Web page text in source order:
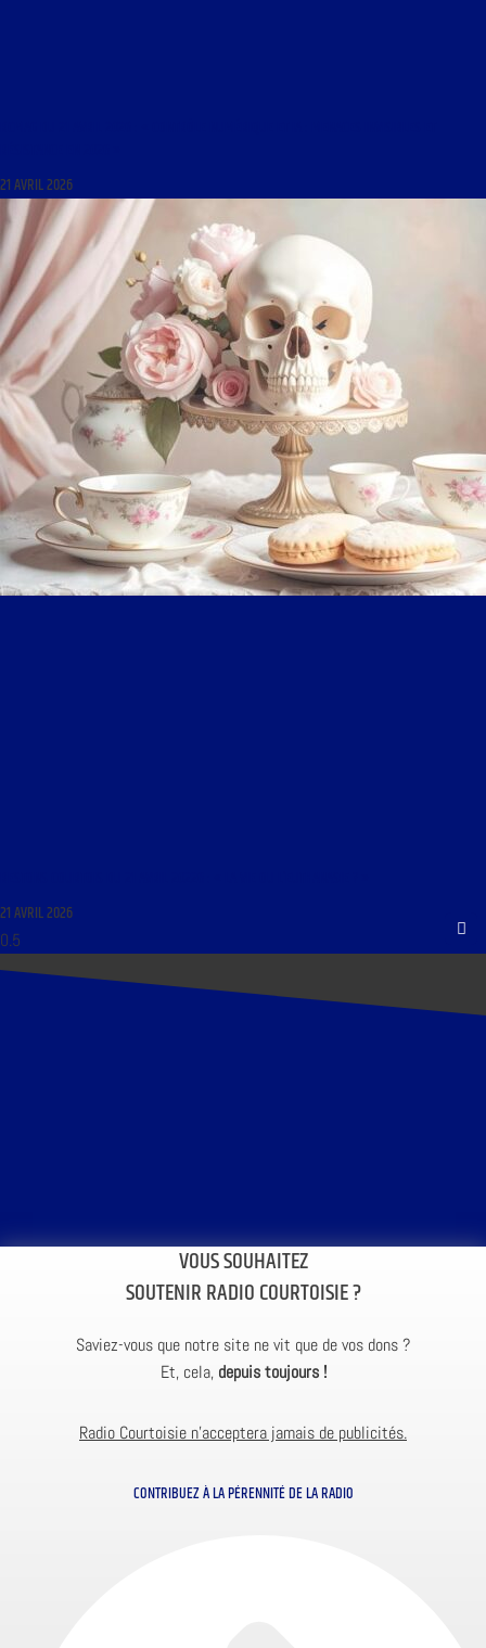
21 AVRIL 2026
21 AVRIL 2026
VOUS SOUHAITEZ
SOUTENIR RADIO COURTOISIE ?
Saviez-vous que notre site ne vit que de vos dons ?
Et, cela, depuis toujours !
Radio Courtoisie n’acceptera jamais de publicités.
CONTRIBUEZ À LA PÉRENNITÉ DE LA RADIO